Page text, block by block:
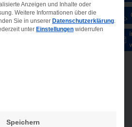
Anzeigen und Inhalte oder
Weitere Informationen über die
Sie in unserer Datenschutzerklärung.
unter Einstellungen widerrufen
Service-Gruppen, für die
Speichern